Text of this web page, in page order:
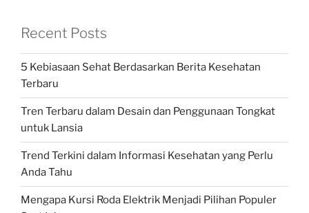
Recent Posts
5 Kebiasaan Sehat Berdasarkan Berita Kesehatan
Terbaru
Tren Terbaru dalam Desain dan Penggunaan Tongkat
untuk Lansia
Trend Terkini dalam Informasi Kesehatan yang Perlu
Anda Tahu
Mengapa Kursi Roda Elektrik Menjadi Pilihan Populer